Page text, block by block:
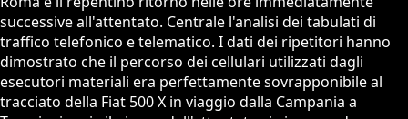
successive all'attentato. Centrale l'analisi dei tabulati di
traffico telefonico e telematico. I dati dei ripetitori hanno
dimostrato che il percorso dei cellulari utilizzati dagli
esecutori materiali era perfettamente sovrapponibile al
tracciato della Fiat 500 X in viaggio dalla Campania a